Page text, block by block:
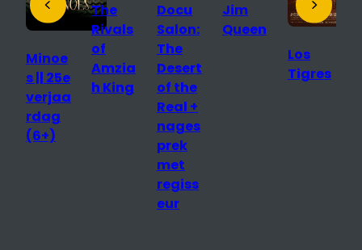
Minoe
s || 25e
verjaa
rdag
(6+)
The
Rivals
of
Amzia
h King
Docu
Salon:
The
Desert
of the
Real +
nages
prek
met
regiss
eur
Jim
Queen
Los
Tigres